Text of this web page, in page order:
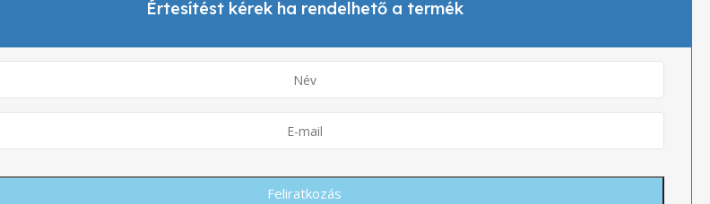
Értesítést kérek ha rendelhető a termék